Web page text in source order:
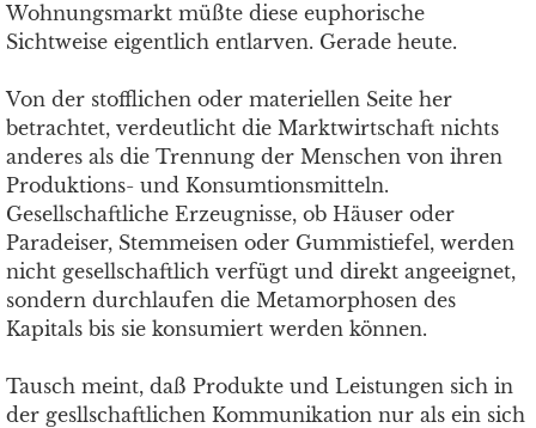
Wohnungsmarkt müßte diese euphorische
Sichtweise eigentlich entlarven. Gerade heute.
Von der stofflichen oder materiellen Seite her
betrachtet, verdeutlicht die Marktwirtschaft nichts
anderes als die Trennung der Menschen von ihren
Produktions- und Konsumtionsmitteln.
Gesellschaftliche Erzeugnisse, ob Häuser oder
Paradeiser, Stemmeisen oder Gummistiefel, werden
nicht gesellschaftlich verfügt und direkt angeeignet,
sondern durchlaufen die Metamorphosen des
Kapitals bis sie konsumiert werden können.
Tausch meint, daß Produkte und Leistungen sich in
der gesllschaftlichen Kommunikation nur als ein sich